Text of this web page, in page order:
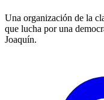
Una organización de la
que lucha por una
Joaquín.